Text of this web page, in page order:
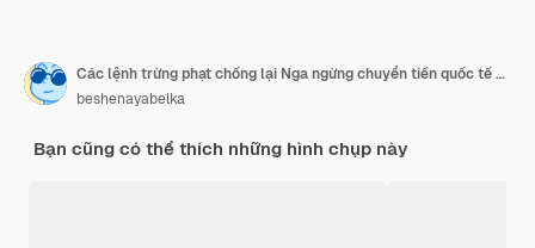
Các lệnh trừng phạt chống lại Nga ngừng chuyển tiền quốc tế nhanh chóng khủng hoảng kinh tế lệnh cấm tiền tệ toàn cầu Phần tử của hình ảnh do NASA cung cấp
beshenayabelka
Bạn cũng có thể thích những hình chụp này